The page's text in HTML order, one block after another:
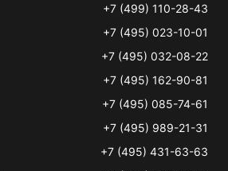
+7 (499) 110-28-43
+7 (495) 023-10-01
+7 (495) 032-08-22
+7 (495) 162-90-81
+7 (495) 085-74-61
+7 (495) 989-21-31
+7 (495) 431-63-63